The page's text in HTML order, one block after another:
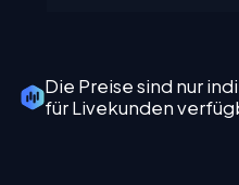
Die Preise sind nur
für Livekunden